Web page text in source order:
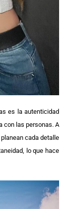
es la autenticidad
con las personas. A
cada detalle
lo que hace